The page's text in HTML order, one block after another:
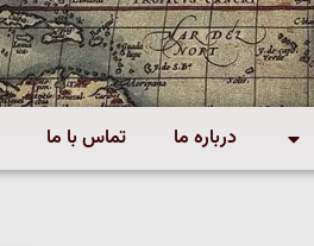
درباره ما تماس با ما